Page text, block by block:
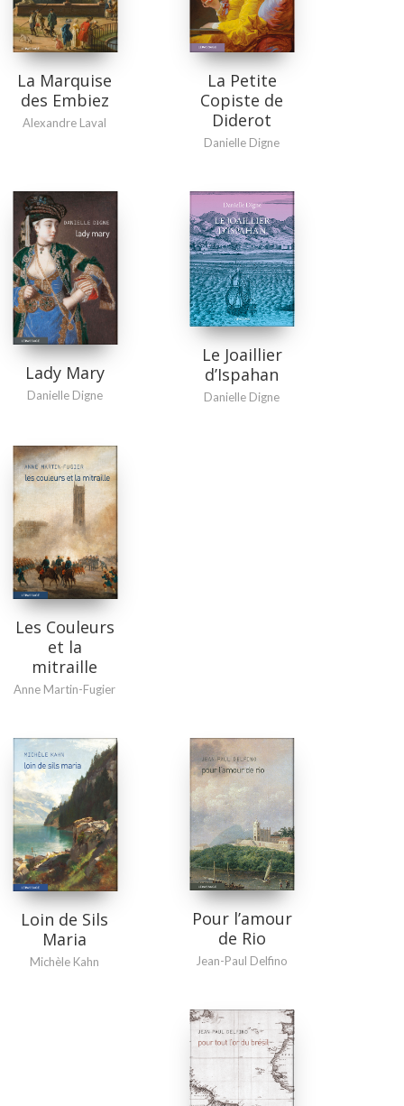
La Marquise
des Embiez
Alexandre Laval
La Petite
Copiste de
Diderot
Danielle Digne
Lady Mary
Danielle Digne
Le Joaillier
d’Ispahan
Danielle Digne
Les Couleurs
et la
mitraille
Anne Martin-Fugier
Loin de Sils
Maria
Michèle Kahn
Pour l’amour
de Rio
Jean-Paul Delfino